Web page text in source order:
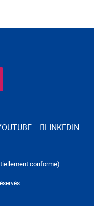
LINKEDIN
conforme)